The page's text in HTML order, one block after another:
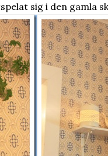
sig i den gamla